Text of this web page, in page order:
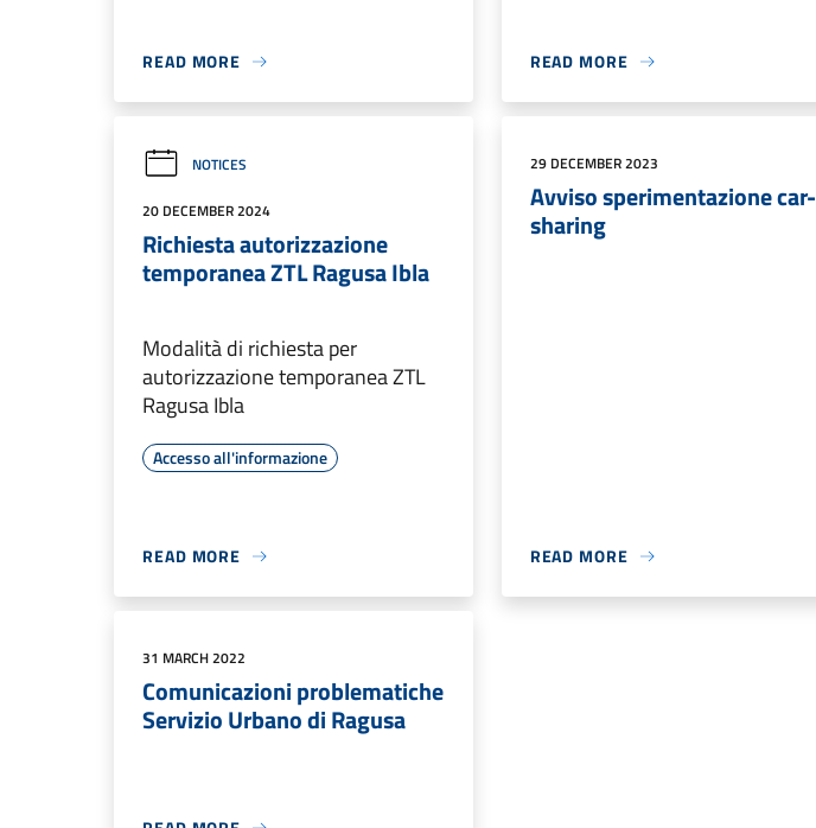
READ MORE READ MORE
NOTICES
20 DECEMBER 2024
Richiesta autorizzazione
temporanea ZTL Ragusa Ibla
Modalità di richiesta per
autorizzazione temporanea ZTL
Ragusa Ibla
Accesso all'informazione
READ MORE
29 DECEMBER 2023
Avviso sperimentazione car-
sharing
READ MORE
31 MARCH 2022
Comunicazioni problematiche
Servizio Urbano di Ragusa